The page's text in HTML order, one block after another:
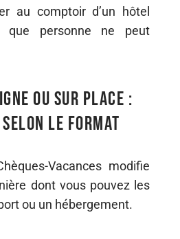
au comptoir d’un hôtel
que personne ne peut
ou sur place :
selon le format
Vacances modifie
dont vous pouvez les
ou un hébergement.